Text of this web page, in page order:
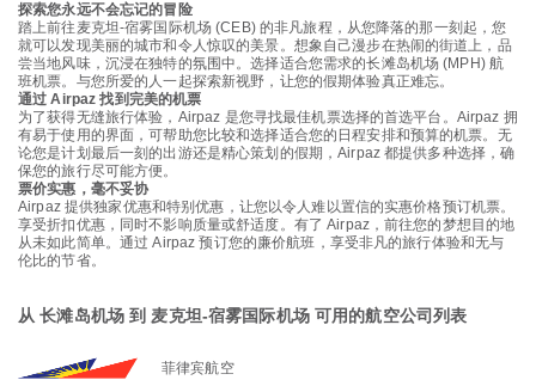
探索您永远不会忘记的冒险
踏上前往麦克坦-宿雾国际机场 (CEB) 的非凡旅程，从您降落的那一刻起，您
就可以发现美丽的城市和令人惊叹的美景。想象自己漫步在热闹的街道上，品
尝当地风味，沉浸在独特的氛围中。选择适合您需求的长滩岛机场 (MPH) 航
班机票。与您所爱的人一起探索新视野，让您的假期体验真正难忘。
通过 Airpaz 找到完美的机票
为了获得无缝旅行体验，Airpaz 是您寻找最佳机票选择的首选平台。Airpaz 拥
有易于使用的界面，可帮助您比较和选择适合您的日程安排和预算的机票。无
论您是计划最后一刻的出游还是精心策划的假期，Airpaz 都提供多种选择，确
保您的旅行尽可能方便。
票价实惠，毫不妥协
Airpaz 提供独家优惠和特别优惠，让您以令人难以置信的实惠价格预订机票。
享受折扣优惠，同时不影响质量或舒适度。有了 Airpaz，前往您的梦想目的地
从未如此简单。通过 Airpaz 预订您的廉价航班，享受非凡的旅行体验和无与
伦比的节省。
从 长滩岛机场 到 麦克坦-宿雾国际机场 可用的航空公司列表
菲律宾航空